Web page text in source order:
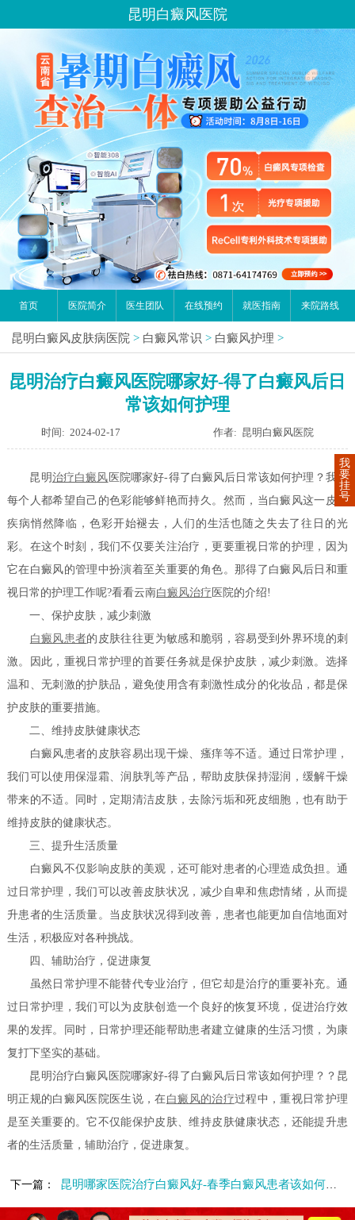
昆明白癜风医院
首页 医院简介 医生团队 在线预约 就医指南 来院路线
昆明白癜风皮肤病医院 > 白癜风常识 > 白癜风护理 >
昆明治疗白癜风医院哪家好-得了白癜风后日
常该如何护理
时间: 2024-02-17 作者: 昆明白癜风医院
昆明治疗白癜风 医院哪家好-得了白癜风后日常该如何护理？我们
每个人都希望自己的色彩能够鲜艳而持久。然而，当白癜风这一皮肤
疾病悄然降临，色彩开始褪去，人们的生活也随之失去了往日的光
彩。在这个时刻，我们不仅要关注治疗，更要重视日常的护理，因为
它在白癜风的管理中扮演着至关重要的角色。那得了白癜风后日和重
视日常的护理工作呢?看看云南白癜风治疗 医院的介绍!
一、保护皮肤，减少刺激
白癜风患者的皮肤往往更为敏感和脆弱，容易受到外界环境的刺
激。因此，重视日常护理的首要任务就是保护皮肤，减少刺激。选择
温和、无刺激的护肤品，避免使用含有刺激性成分的化妆品，都是保
护皮肤的重要措施。
二、维持皮肤健康状态
白癜风患者的皮肤容易出现干燥、瘙痒等不适。通过日常护理，
我们可以使用保湿霜、润肤乳等产品，帮助皮肤保持湿润，缓解干燥
带来的不适。同时，定期清洁皮肤，去除污垢和死皮细胞，也有助于
维持皮肤的健康状态。
三、提升生活质量
白癜风不仅影响皮肤的美观，还可能对患者的心理造成负担。通
过日常护理，我们可以改善皮肤状况，减少自卑和焦虑情绪，从而提
升患者的生活质量。当皮肤状况得到改善，患者也能更加自信地面对
生活，积极应对各种挑战。
四、辅助治疗，促进康复
虽然日常护理不能替代专业治疗，但它却是治疗的重要补充。通
过日常护理，我们可以为皮肤创造一个良好的恢复环境，促进治疗效
果的发挥。同时，日常护理还能帮助患者建立健康的生活习惯，为康
复打下坚实的基础。
昆明治疗白癜风医院哪家好-得了白癜风后日常该如何护理？？昆
明正规的白癜风医院医生说，在白癜风的治疗过程中，重视日常护理
是至关重要的。它不仅能保护皮肤、维持皮肤健康状态，还能提升患
者的生活质量，辅助治疗，促进康复。
下一篇： 昆明哪家医院治疗白癜风好-春季白癜风患者该如何护肤
我
要
挂
号